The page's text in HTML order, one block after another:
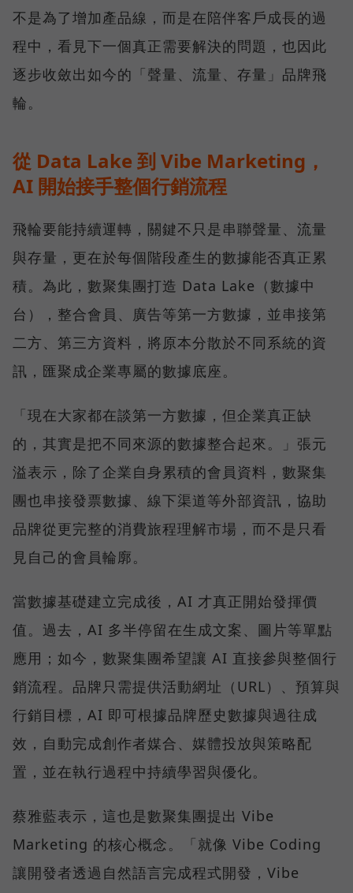
不是為了增加產品線，而是在陪伴客戶成長的過
程中，看見下一個真正需要解決的問題，也因此
逐步收斂出如今的「聲量、流量、存量」品牌飛
輪。
從 Data Lake 到 Vibe Marketing，
AI 開始接手整個行銷流程
飛輪要能持續運轉，關鍵不只是串聯聲量、流量
與存量，更在於每個階段產生的數據能否真正累
積。為此，數聚集團打造 Data Lake（數據中
台），整合會員、廣告等第一方數據，並串接第
二方、第三方資料，將原本分散於不同系統的資
訊，匯聚成企業專屬的數據底座。
「現在大家都在談第一方數據，但企業真正缺
的，其實是把不同來源的數據整合起來。」張元
溢表示，除了企業自身累積的會員資料，數聚集
團也串接發票數據、線下渠道等外部資訊，協助
品牌從更完整的消費旅程理解市場，而不是只看
見自己的會員輪廓。
當數據基礎建立完成後，AI 才真正開始發揮價
值。過去，AI 多半停留在生成文案、圖片等單點
應用；如今，數聚集團希望讓 AI 直接參與整個行
銷流程。品牌只需提供活動網址（URL）、預算與
行銷目標，AI 即可根據品牌歷史數據與過往成
效，自動完成創作者媒合、媒體投放與策略配
置，並在執行過程中持續學習與優化。
蔡雅藍表示，這也是數聚集團提出 Vibe
Marketing 的核心概念。「就像 Vibe Coding
讓開發者透過自然語言完成程式開發，Vibe